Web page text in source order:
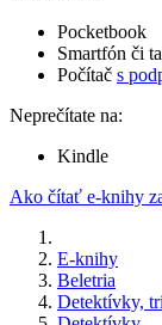
Pocketbook
Smartfón či
Počítač s
Neprečítate na:
Kindle
Ako čítať e-knihy
E-knihy
Beletria
Detektívky,